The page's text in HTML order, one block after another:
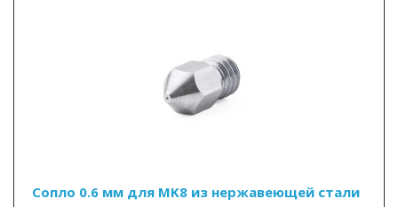
Сопло 0.6 мм для MK8 из нержавеющей стали